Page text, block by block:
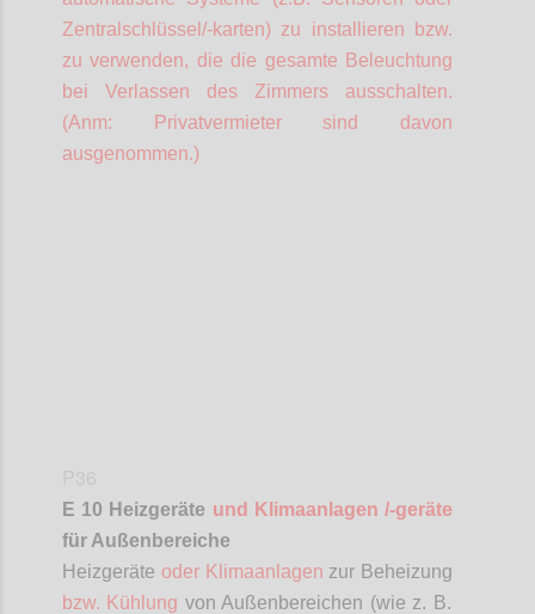
Zentralschlüssel/-karten) zu installieren bzw.
zu verwenden, die die gesamte Beleuchtung
bei Verlassen des Zimmers ausschalten.
(Anm: Privatvermieter sind davon
ausgenommen.)
E 10 Heizgeräte und Klimaanlagen /-geräte
für Außenbereiche
Heizgeräte oder Klimaanlagen zur Beheizung
bzw. Kühlung von Außenbereichen (wie z. B.